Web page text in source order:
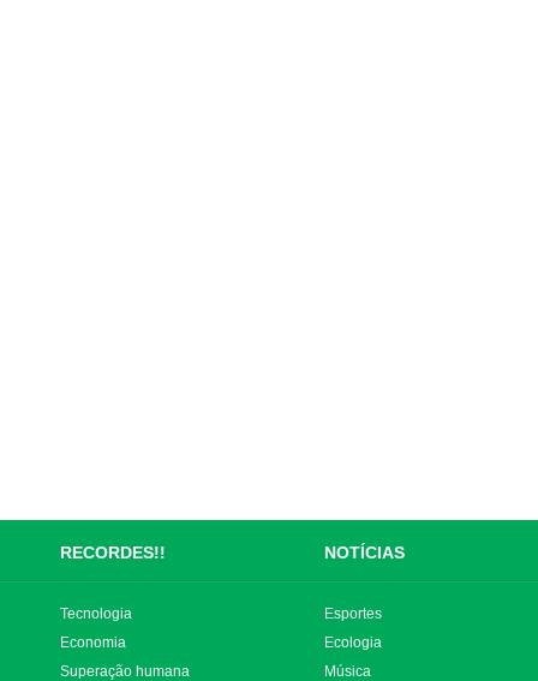
RECORDES!! NOTÍCIAS
Tecnologia
Economia
Superação humana
Esportes
Ecologia
Música